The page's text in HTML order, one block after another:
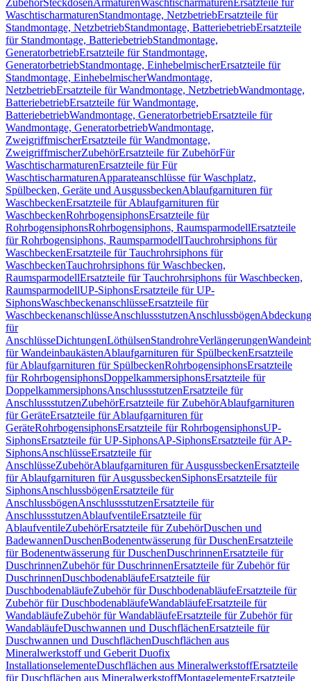
ZubehörSteckdosenArmaturenWaschtischarmaturen Ersatzteile für
WaschtischarmaturenStandmontage, NetzbetriebErsatzteile für
Standmontage, NetzbetriebStandmontage, BatteriebetriebErsatzteile
für Standmontage, BatteriebetriebStandmontage,
GeneratorbetriebErsatzteile für Standmontage,
GeneratorbetriebStandmontage, EinhebelmischerErsatzteile für
Standmontage, EinhebelmischerWandmontage,
NetzbetriebErsatzteile für Wandmontage, NetzbetriebWandmontage,
BatteriebetriebErsatzteile für Wandmontage,
BatteriebetriebWandmontage, GeneratorbetriebErsatzteile für
Wandmontage, GeneratorbetriebWandmontage,
ZweigriffmischerErsatzteile für Wandmontage,
ZweigriffmischerZubehörErsatzteile für ZubehörFür
WaschtischarmaturenErsatzteile für Für
WaschtischarmaturenApparateanschlüsse für Waschplatz,
Spülbecken, Geräte und AusgussbeckenAblaufgarnituren für
WaschbeckenErsatzteile für Ablaufgarnituren für
WaschbeckenRohrbogensiphonsErsatzteile für
RohrbogensiphonsRohrbogensiphons, RaumsparmodellErsatzteile
für Rohrbogensiphons, RaumsparmodellTauchrohrsiphons für
WaschbeckenErsatzteile für Tauchrohrsiphons für
WaschbeckenTauchrohrsiphons für Waschbecken,
RaumsparmodellErsatzteile für Tauchrohrsiphons für Waschbecken,
RaumsparmodellUP-SiphonsErsatzteile für UP-
SiphonsWaschbeckenanschlüsseErsatzteile für
WaschbeckenanschlüsseAnschlussstutzenAnschlussbögen
für
AnschlüsseDichtungenLöthülsenStandrohreVerlängerungen
für WandeinbaukästenAblaufgarnituren für SpülbeckenErsatzteile
für Ablaufgarnituren für SpülbeckenRohrbogensiphonsErsatzteile
für RohrbogensiphonsDoppelkammersiphonsErsatzteile für
DoppelkammersiphonsAnschlussstutzenErsatzteile für
AnschlussstutzenZubehörErsatzteile für ZubehörAblaufgarnituren
für GeräteErsatzteile für Ablaufgarnituren für
GeräteRohrbogensiphonsErsatzteile für RohrbogensiphonsUP-
SiphonsErsatzteile für UP-SiphonsAP-SiphonsErsatzteile für AP-
SiphonsAnschlüsseErsatzteile für
AnschlüsseZubehörAblaufgarnituren für AusgussbeckenErsatzteile
für Ablaufgarnituren für AusgussbeckenSiphonsErsatzteile für
SiphonsAnschlussbögenErsatzteile für
AnschlussbögenAnschlussstutzenErsatzteile für
AnschlussstutzenAblaufventileErsatzteile für
AblaufventileZubehörErsatzteile für ZubehörDuschen und
BadewannenDuschenBodenentwässerung für DuschenErsatzteile
für Bodenentwässerung für DuschenDuschrinnenErsatzteile für
DuschrinnenZubehör für DuschrinnenErsatzteile für Zubehör für
DuschrinnenDuschbodenabläufeErsatzteile für
DuschbodenabläufeZubehör für DuschbodenabläufeErsatzteile für
Zubehör für DuschbodenabläufeWandabläufeErsatzteile für
WandabläufeZubehör für WandabläufeErsatzteile für Zubehör für
WandabläufeDuschwannen und DuschflächenErsatzteile für
Duschwannen und DuschflächenDuschflächen aus
Mineralwerkstoff und Geberit Duofix
InstallationselementeDuschflächen aus MineralwerkstoffErsatzteile
für Duschflächen aus MineralwerkstoffMontagelementeErsatzteile